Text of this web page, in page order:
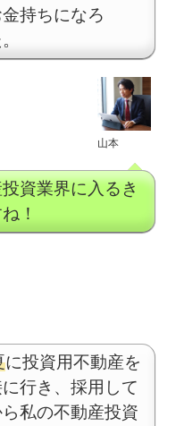
持ちになろ
山本
資業界に入るき
！
に投資用不動産を
行き、採用して
私の不動産投資